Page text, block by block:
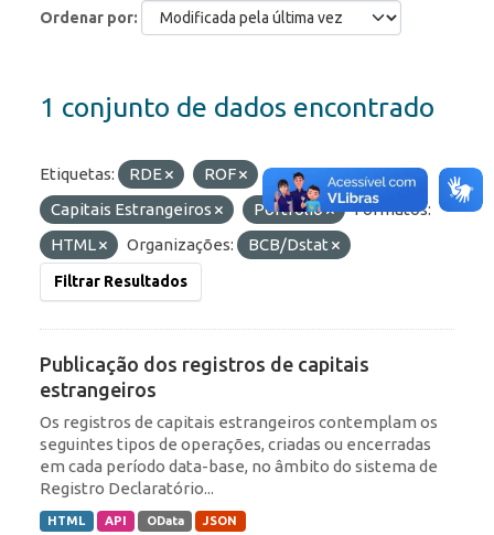
Ordenar por
1 conjunto de dados encontrado
Etiquetas: RDE
ROF
Capitais Estrangeiros
Portfólio
Formatos:
HTML
Organizações: BCB/Dstat
Filtrar Resultados
Publicação dos registros de capitais
estrangeiros
Os registros de capitais estrangeiros contemplam os
seguintes tipos de operações, criadas ou encerradas
em cada período data-base, no âmbito do sistema de
Registro Declaratório...
HTML API OData JSON